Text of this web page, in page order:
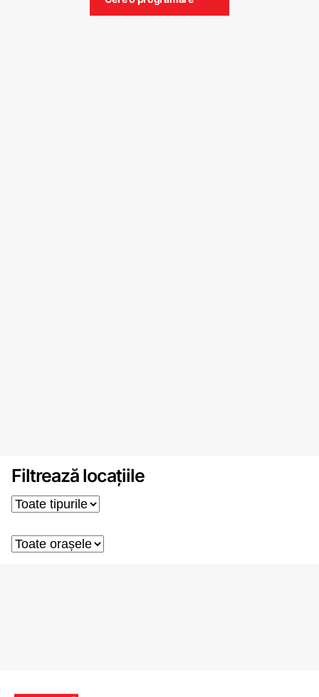
Filtrează locațiile